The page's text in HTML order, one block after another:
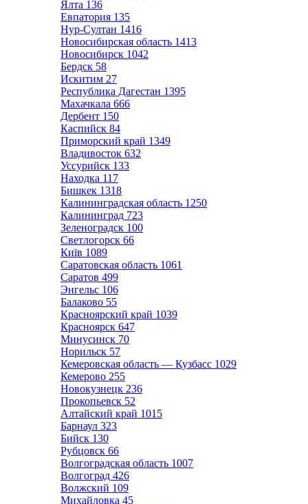
Ялта 136
Евпатория 135
Нур-Султан 1416
Новосибирская область 1413
Новосибирск 1042
Бердск 58
Искитим 27
Республика Дагестан 1395
Махачкала 666
Дербент 150
Каспийск 84
Приморский край 1349
Владивосток 632
Уссурийск 133
Находка 117
Бишкек 1318
Калининградская область 1250
Калининград 723
Зеленоградск 100
Светлогорск 66
Київ 1089
Саратовская область 1061
Саратов 499
Энгельс 106
Балаково 55
Красноярский край 1039
Красноярск 647
Минусинск 70
Норильск 57
Кемеровская область — Кузбасс 1029
Кемерово 255
Новокузнецк 236
Прокопьевск 52
Алтайский край 1015
Барнаул 323
Бийск 130
Рубцовск 66
Волгоградская область 1007
Волгоград 426
Волжский 109
Михайловка 45